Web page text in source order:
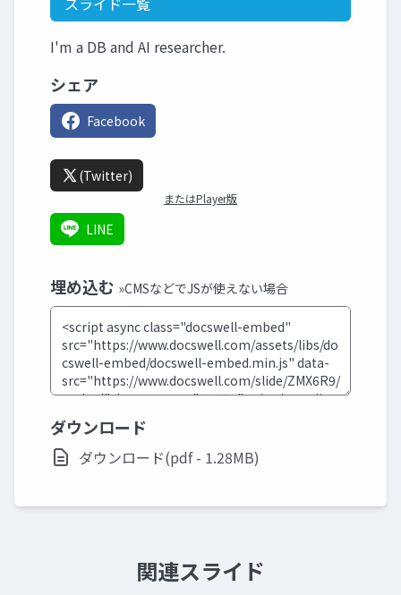
I'm a DB and AI researcher.
シェア
Facebook
(Twitter)
またはPlayer版
LINE
埋め込む »CMSなどでJSが使えない場合
ダウンロード
ダウンロード(pdf - 1.28MB)
関連スライド